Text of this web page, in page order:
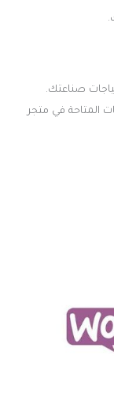
صناعتك.
المتاحة في متجر